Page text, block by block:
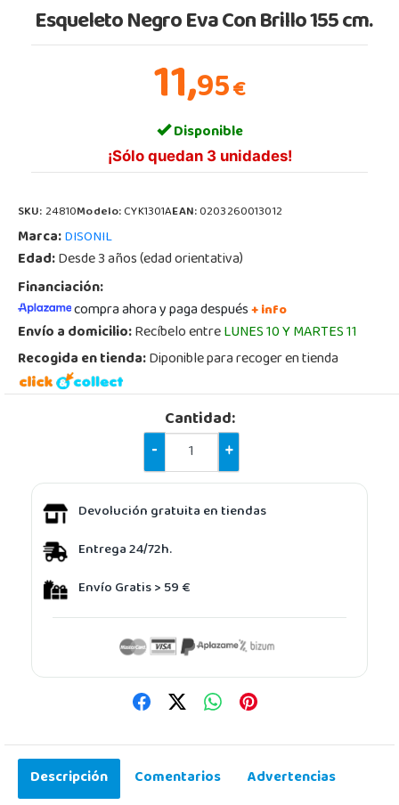
Esqueleto Negro Eva Con Brillo 155 cm.
11,95€
Disponible
¡Sólo quedan 3 unidades!
SKU:24810Modelo:CYK1301AEAN:0203260013012
Marca:DISONIL
Edad:Desde 3 años (edad orientativa)
Financiación:
compra ahora y paga después+ info
Envío a domicilio:Recíbelo entreLUNES 10 Y MARTES 11
Recogida en tienda:Diponible para recoger en tienda
Cantidad:
-
+
Devolución gratuita en tiendas
Entrega 24/72h.
Envío Gratis > 59 €
Descripción Comentarios
Advertencias